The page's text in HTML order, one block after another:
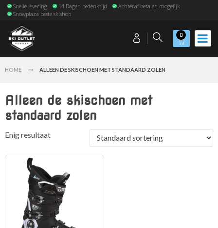
Snelle levering 14 Dagen bedenktijd
Achteraf betalen mogelijk
Snowplaza beste skishop
0
HOME ALLEEN DE SKISCHOEN MET STANDAARD ZOLEN
Alleen de skischoen met
standaard zolen
Enig resultaat